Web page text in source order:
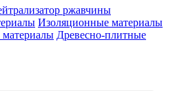
ржавчины
Изоляционные материалы
Древесно-плитные